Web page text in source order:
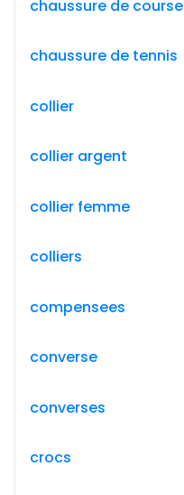
chaussure de course
chaussure de tennis
collier
collier argent
collier femme
colliers
compensees
converse
converses
crocs